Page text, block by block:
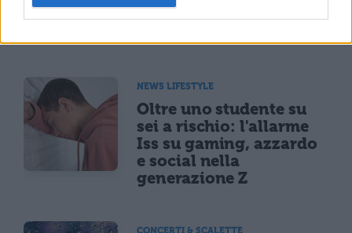
funziona il controllo
NEWS LIFESTYLE
Oltre uno studente su
sei a rischio: l'allarme
Iss su gaming, azzardo
e social nella
generazione Z
CONCERTI & SCALETTE